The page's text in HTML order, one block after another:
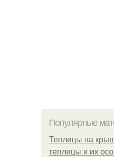
Популярные
Теплицы на
теплицы и их